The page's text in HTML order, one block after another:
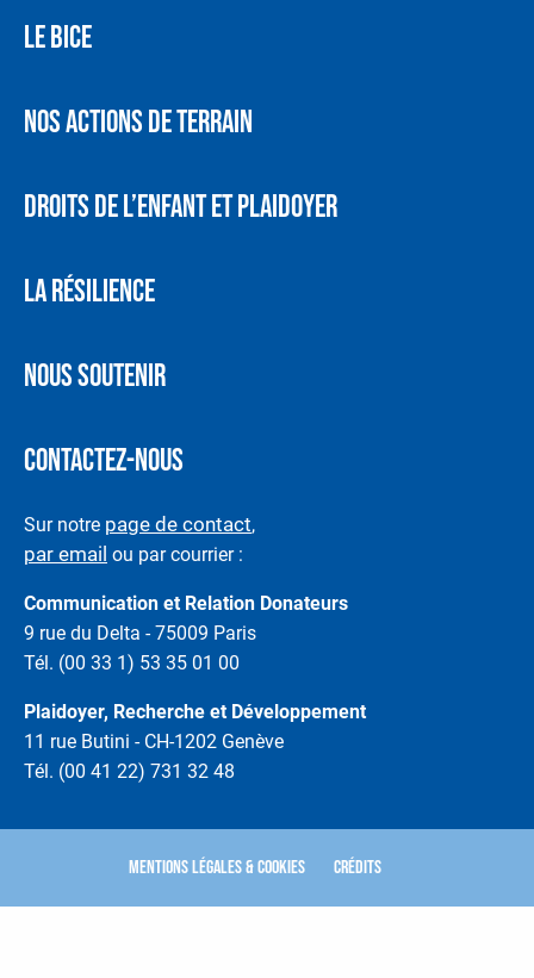
LE BICE
NOS ACTIONS DE TERRAIN
DROITS DE L’ENFANT ET PLAIDOYER
LA RÉSILIENCE
NOUS SOUTENIR
CONTACTEZ-NOUS
Sur notre page de contact,
par email ou par courrier :
Communication et Relation Donateurs
9 rue du Delta - 75009 Paris
Tél. (00 33 1) 53 35 01 00
Plaidoyer, Recherche et Développement
11 rue Butini - CH-1202 Genève
Tél. (00 41 22) 731 32 48
Mentions légales & Cookies Crédits